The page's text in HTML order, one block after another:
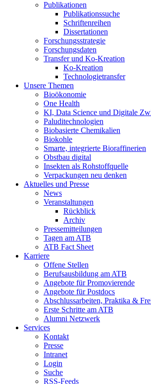
Publikationen
Publikationssuche
Schriftenreihen
Dissertationen
Forschungsstrategie
Forschungsdaten
Transfer und Ko-Kreation
Ko-Kreation
Technologietransfer
Unsere Themen
Bioökonomie
One Health
KI, Data Science und Digitale
Paluditechnologien
Biobasierte Chemikalien
Biokohle
Smarte, integrierte Bioraffinerien
Obstbau digital
Insekten als Rohstoffquelle
Verpackungen neu denken
Aktuelles und Presse
News
Veranstaltungen
Rückblick
Archiv
Pressemitteilungen
Tagen am ATB
ATB Fact Sheet
Karriere
Offene Stellen
Berufsausbildung am ATB
Angebote für Promovierende
Angebote für Postdocs
Abschlussarbeiten, Praktika &
Erste Schritte am ATB
Alumni Netzwerk
Services
Kontakt
Presse
Intranet
Login
Suche
RSS-Feeds